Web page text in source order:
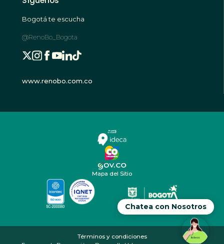
Chatea con Nosotros
Bogotá te escucha
@RenoBo_Bogota
www.renobo.com.co
Mapa del Sitio
Términos y condiciones